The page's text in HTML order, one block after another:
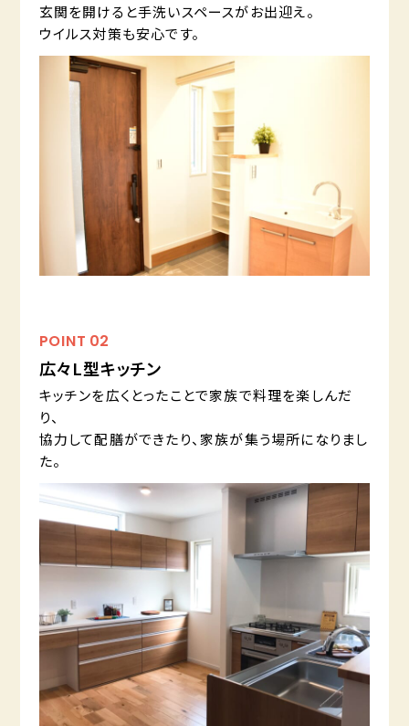
玄関を開けると手洗いスペースがお出迎え。
ウイルス対策も安心です。
POINT 02
広々L型キッチン
キッチンを広くとったことで家族で料理を楽しんだ
り、
協力して配膳ができたり、家族が集う場所になりまし
た。